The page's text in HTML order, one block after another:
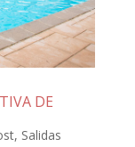
DE
, Salidas